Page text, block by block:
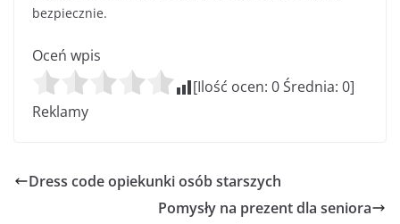
bezpiecznie.
Oceń wpis
[Ilość ocen: 0Średnia: 0]
Reklamy
Dress code opiekunki osób starszych
Pomysły na prezent dla seniora